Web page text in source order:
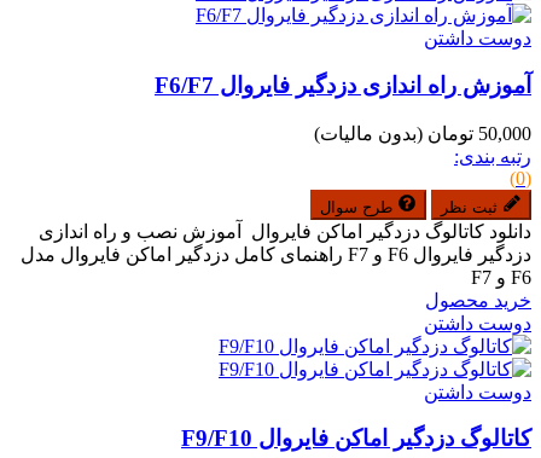
دوست داشتن
آموزش راه اندازی دزدگیر فایروال F6/F7
50,000 تومان
(بدون مالیات)
رتبه بندی:
(0)
ثبت نظر طرح سوال
دانلود کاتالوگ دزدگیر اماکن فایروال آموزش نصب و راه اندازی
دزدگیر فایروال F6 و F7 راهنمای کامل دزدگیر اماکن فایروال مدل
F6 و F7
خرید محصول
دوست داشتن
دوست داشتن
کاتالوگ دزدگیر اماکن فایروال F9/F10